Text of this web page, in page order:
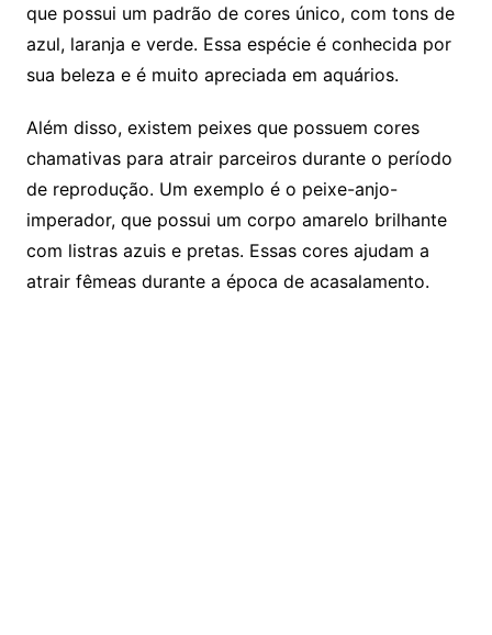
que possui um padrão de cores único, com tons de
azul, laranja e verde. Essa espécie é conhecida por
sua beleza e é muito apreciada em aquários.
Além disso, existem peixes que possuem cores
chamativas para atrair parceiros durante o período
de reprodução. Um exemplo é o peixe-anjo-
imperador, que possui um corpo amarelo brilhante
com listras azuis e pretas. Essas cores ajudam a
atrair fêmeas durante a época de acasalamento.